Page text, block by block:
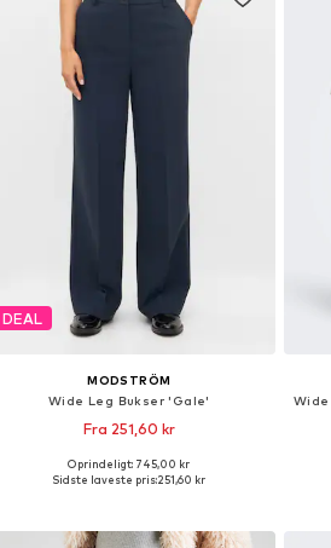
DEAL
MODSTRÖM
Wide Leg Bukser 'Gale'
Fra 251,60 kr
+7
Tilgængelige størrelser: 36, 38, 40, 42, 44
Oprindeligt: 745,00 kr
Sidste laveste pris:251,60 kr